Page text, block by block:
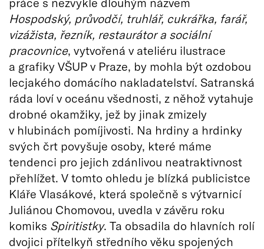
Hospodský, průvodčí, truhlář, cukrářka, farář,
vizážista, řezník, restaurátor a sociální
pracovnice, vytvořená v ateliéru ilustrace
a grafiky VŠUP v Praze, by mohla být ozdobou
lecjakého domácího nakladatelství. Satranská
ráda loví v oceánu všednosti, z něhož vytahuje
drobné okamžiky, jež by jinak zmizely
v hlubinách pomíjivosti. Na hrdiny a hrdinky
svých črt povyšuje osoby, které máme
tendenci pro jejich zdánlivou neatraktivnost
přehlížet. V tomto ohledu je blízká publicistce
Kláře Vlasákové, která společně s výtvarnicí
Juliánou Chomovou, uvedla v závěru roku
komiks Spiritistky. Ta obsadila do hlavních rolí
dvojici přítelkyň středního věku spojených